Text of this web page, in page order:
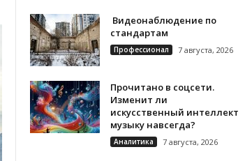
Видеонаблюдение по
стандартам
Профессионал 7 августа, 2026
Прочитано в соцсети.
Изменит ли
искусственный интеллект
музыку навсегда?
Аналитика 7 августа, 2026